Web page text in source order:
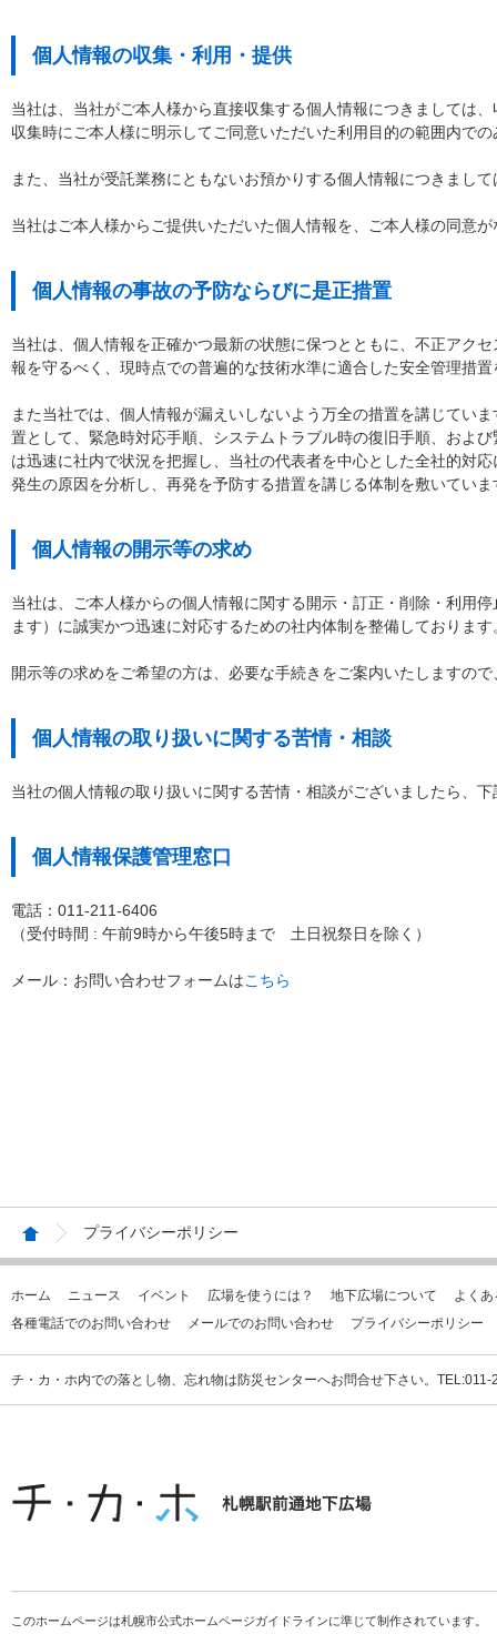
個人情報の収集・利用・提供
当社は、当社がご本人様から直接収集する個人情報につきましては
収集時にご本人様に明示してご同意いただいた利用目的の範囲内で
また、当社が受託業務にともないお預かりする個人情報につきまし
当社はご本人様からご提供いただいた個人情報を、ご本人様の同意
個人情報の事故の予防ならびに是正措置
当社は、個人情報を正確かつ最新の状態に保つとともに、不正アク
報を守るべく、現時点での普遍的な技術水準に適合した安全管理措
また当社では、個人情報が漏えいしないよう万全の措置を講じてい
置として、緊急時対応手順、システムトラブル時の復旧手順、およ
は迅速に社内で状況を把握し、当社の代表者を中心とした全社的対
発生の原因を分析し、再発を予防する措置を講じる体制を敷いていま
個人情報の開示等の求め
当社は、ご本人様からの個人情報に関する開示・訂正・削除・利用
ます）に誠実かつ迅速に対応するための社内体制を整備しております
開示等の求めをご希望の方は、必要な手続きをご案内いたしますの
個人情報の取り扱いに関する苦情・相談
当社の個人情報の取り扱いに関する苦情・相談がございましたら、
個人情報保護管理窓口
電話：011-211-6406
（受付時間 : 午前9時から午後5時まで 土日祝祭日を除く）
メール：お問い合わせフォームはこちら
プライバシーポリシー
ホーム ニュース イベント 広場を使うには？ 地下広場について
よく
各種電話でのお問い合わせ
メールでのお問い合わせ プライバシーポリシー
チ・カ・ホ内での落とし物、忘れ物は防災センターへお問合せ下さい。
このホームページは札幌市公式ホームページガイドラインに準じて制作されています。